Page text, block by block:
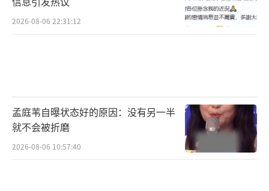
真实笔触展现法理现实困局与难题
作为一部现实主义作品，《正当防卫》跳
2026-08-06 22:31:12
孟庭苇自曝状态好的原因：没有另一半
就不会被折磨
2026-08-06 10:57:40